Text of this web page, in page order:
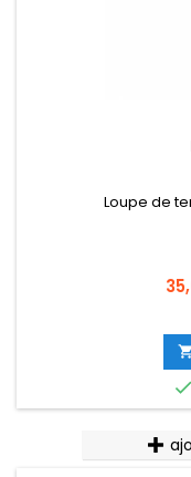
Loupe de
Prix

